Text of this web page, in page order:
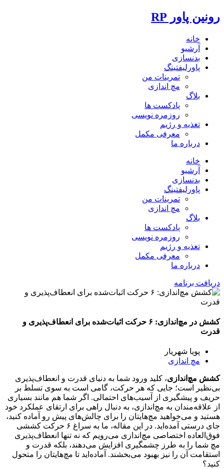
رونین پاور RP
خانه
آرشیو
بدنسازی
پاورلیفتینگ
تمرینات من
مچ اندازی
بلاگ
پادکست ها
روزمره نویسی
تغذیه و رژیم
معرفی مکمل
درباره ما
خانه
آرشیو
بدنسازی
پاورلیفتینگ
تمرینات من
مچ اندازی
بلاگ
پادکست ها
روزمره نویسی
تغذیه و رژیم
معرفی مکمل
درباره ما
دریافت برنامه
کشش در مچ‌اندازی: ۶ حرکت اثبات‌شده برای انعطاف‌پذیری و
قدرت
پویا شهریار
مچ اندازی
کشش مچ‌اندازی، کلید ورود شما به دنیای قدرت و انعطاف‌پذیری
بی‌نظیر است؛ جایی که هر حرکت، گامی است به سوی تسلط بر
حریف و پیشگیری از آسیب‌های احتمالی. اگر شما هم مانند بسیاری
از علاقه‌مندان به مچ‌اندازی، به دنبال راهی برای ارتقای عملکرد خود
هستید و می‌خواهید مچ‌هایتان را برای چالش‌های پیش رو آماده کنید،
جای درستی آمده‌اید. در این مقاله، ما به سراغ ۶ حرکت کششی
فوق‌العاده اختصاصی مچ‌اندازی می‌رویم که نه تنها انعطاف‌پذیری
مچ شما را به طرز چشمگیری افزایش می‌دهند، بلکه قدرت و
استقامت آن را نیز بهبود می‌بخشند. آماده‌اید تا مچ‌هایتان را متحول
کنید؟